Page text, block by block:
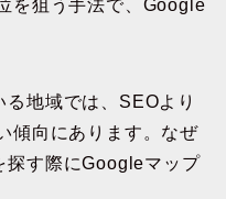
を狙う手法で、Google
地域では、SEOより
傾向にあります。なぜ
探す際にGoogleマップ